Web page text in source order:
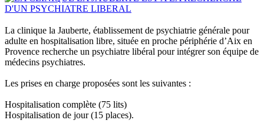
La clinique la Jauberte, établissement de psychiatrie générale pour
adulte en hospitalisation libre, située en proche périphérie d’Aix en
Provence recherche un psychiatre libéral pour intégrer son équipe de
médecins psychiatres.
Les prises en charge proposées sont les suivantes :
Hospitalisation complète (75 lits)
Hospitalisation de jour (15 places).